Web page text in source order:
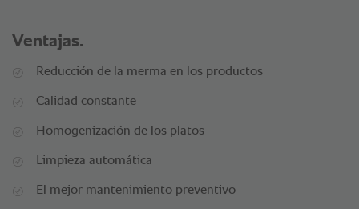
Ventajas.
Reducción de la merma en los productos
Calidad constante
Homogenización de los platos
Limpieza automática
El mejor mantenimiento preventivo